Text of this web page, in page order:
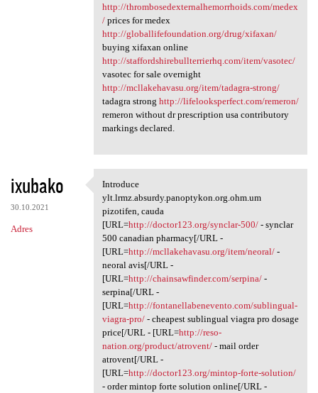
http://thrombosedexternalhemorrhoids.com/medex
/prices for medex
http://globallifefoundation.org/drug/xifaxan/
buying xifaxan online
http://staffordshirebullterrierhq.com/item/vasotec/
vasotec for sale overnight
http://mcllakehavasu.org/item/tadagra-strong/
tadagra strong http://lifelooksperfect.com/remeron/
remeron without dr prescription usa contributory
markings declared.
ixubako
30.10.2021
Adres
Introduce ylt.lrmz.absurdy
Introduce
ylt.lrmz.absurdy.panoptykon.org.ohm.um
pizotifen, cauda
[URL=http://doctor123.org/synclar-500/- synclar
500 canadian pharmacy[/URL -
[URL=http://mcllakehavasu.org/item/neoral/-
neoral avis[/URL -
[URL=http://chainsawfinder.com/serpina/-
serpina[/URL -
[URL=http://fontanellabenevento.com/sublingual-
viagra-pro/- cheapest sublingual viagra pro dosage
price[/URL - [URL=http://reso-
nation.org/product/atrovent/- mail order
atrovent[/URL -
[URL=http://doctor123.org/mintop-forte-solution/
- order mintop forte solution online[/URL -